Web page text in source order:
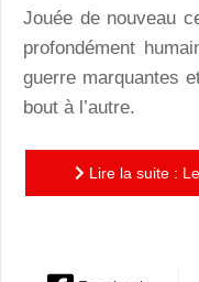
Jouée de nouveau
profondément
guerre marquantes
bout à l’autre.
Lire la suite :